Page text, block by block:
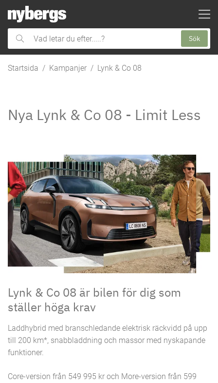
huvudinnehållet
Vad
letar
du
Sök
Startsida Kampanjer Lynk & Co 08
Nya Lynk & Co 08 - Limit Less
Lynk & Co 08 är bilen för dig som
ställer höga krav
Laddhybrid med branschledande elektrisk räckvidd på upp
till 200 km*, snabbladdning och massor med nyskapande
funktioner.
Core-version från 549 995 kr och More-version från 599